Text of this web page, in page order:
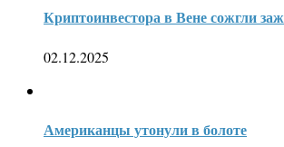
Криптоинвестора в Вене сожгли
02.12.2025
Американцы утонули в болоте